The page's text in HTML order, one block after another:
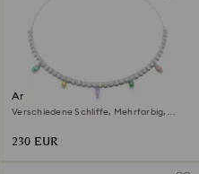
Ariana Grande x Swarovski
Halskette
Verschiedene Schliffe, Mehrfarbig,
230 EUR